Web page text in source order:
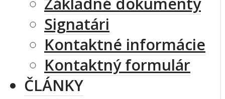
Signatári
Kontaktné informácie
Kontaktný formulár
ČLÁNKY